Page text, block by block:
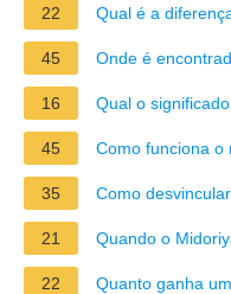
22 Qual é a
45 Onde é
16 Qual o
45 Como funciona o
35 Como
21 Quando o
22 Quanto ganha